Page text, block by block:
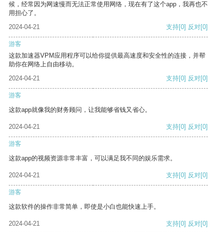
候，经常因为网速慢而无法正常使用网络，现在有了这个app，我再也不
用担心了。
2024-04-21
支持[0] 反对[0]
游客
这款加速器VPM应用程序可以给你提供最高速度和安全性的连接，并帮
助你在网络上自由移动。
2024-04-21
支持[0] 反对[0]
游客
这款app就像我的财务顾问，让我能够省钱又省心。
2024-04-21 支持[0] 反对[0]
游客
这款app的视频资源非常丰富，可以满足我不同的娱乐需求。
2024-04-21 支持[0] 反对[0]
游客
这款软件的操作非常简单，即使是小白也能快速上手。
2024-04-21 支持[0] 反对[0]